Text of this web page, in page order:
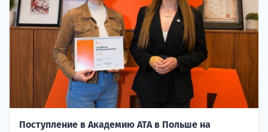
Поступление в Академию ATA в Польше на